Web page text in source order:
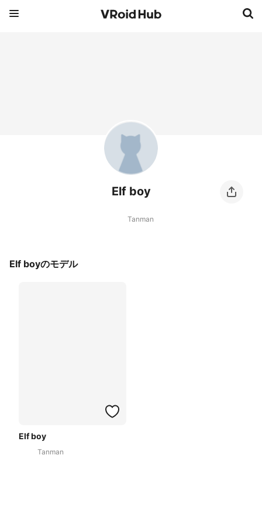
Elf boy
Tanman
Elf boyのモデル
Elf boy
Tanman